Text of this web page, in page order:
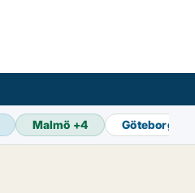
Malmö +4 Göteborg